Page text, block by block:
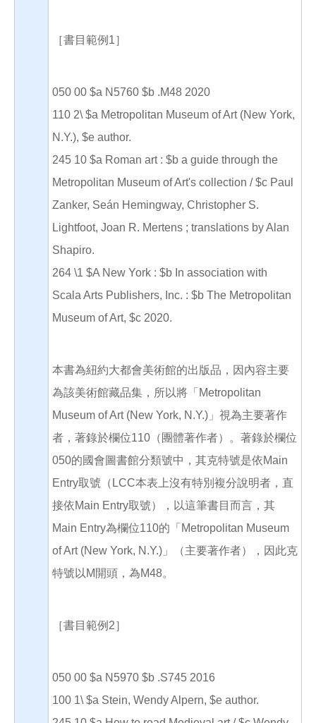
［書目範例1］
050 00 $a N5760 $b .M48 2020
110 2\ $a Metropolitan Museum of Art (New York,
N.Y.), $e author.
245 10 $a Roman art : $b a guide through the
Metropolitan Museum of Art's collection / $c Paul
Zanker, Seán Hemingway, Christopher S.
Lightfoot, Joan R. Mertens ; translations by Alan
Shapiro.
264 \1 $A New York : $b In association with
Scala Arts Publishers, Inc. : $b The Metropolitan
Museum of Art, $c 2020.
本書為紐約大都會美術館的出版品，因內容主要
為該美術館藏品集，所以將「Metropolitan
Museum of Art (New York, N.Y.)」視為主要著作
者，著錄於欄位110（團體著作者）。著錄於欄位
050的國會圖書館分類號中，其克特號是依Main
Entry取號（LCC本表上沒有特別複分說明者，直
接依Main Entry取號），以這筆書目而言，其
Main Entry為欄位110的「Metropolitan Museum
of Art (New York, N.Y.)」（主要著作者），因此克
特號以M開頭，為M48。
［書目範例2］
050 00 $a N5970 $b .S745 2016
100 1\ $a Stein, Wendy Alpern, $e author.